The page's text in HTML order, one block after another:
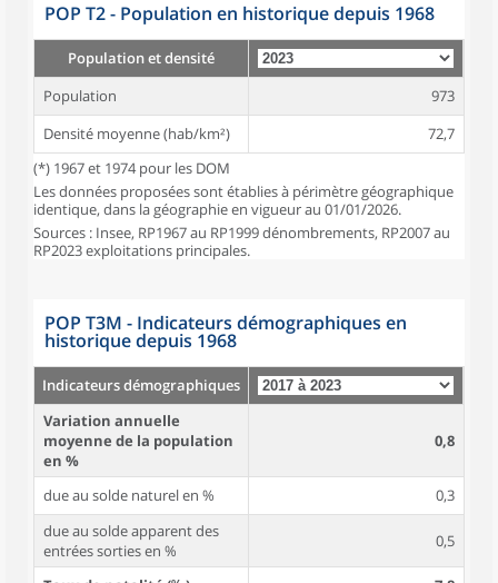
POP T2 - Population en historique depuis 1968
Population et densité
Population
973
Densité moyenne (hab/km²)
72,7
(*) 1967 et 1974 pour les DOM
Les données proposées sont établies à périmètre géographique
identique, dans la géographie en vigueur au 01/01/2026.
Sources : Insee, RP1967 au RP1999 dénombrements, RP2007 au
RP2023 exploitations principales.
POP T3M - Indicateurs démographiques en
historique depuis 1968
Indicateurs démographiques
Variation annuelle
moyenne de la population
en %
0,8
due au solde naturel en %
0,3
due au solde apparent des
entrées sorties en %
0,5